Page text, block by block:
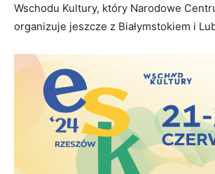
Wschodu Kultury, który Narodowe
organizuje jeszcze z Białymstokiem i